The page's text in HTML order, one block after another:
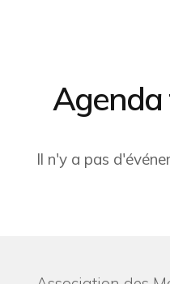
Agenda
Il n'y a pas